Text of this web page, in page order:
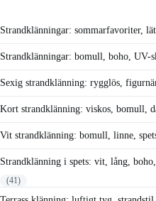
Strandklänningar: sommarfavoriter,
Strandklänningar: bomull, boho, UV-
Sexig strandklänning: rygglös,
Kort strandklänning: viskos, bomull,
Vit strandklänning: bomull, linne,
Strandklänning i spets: vit, lång,
41